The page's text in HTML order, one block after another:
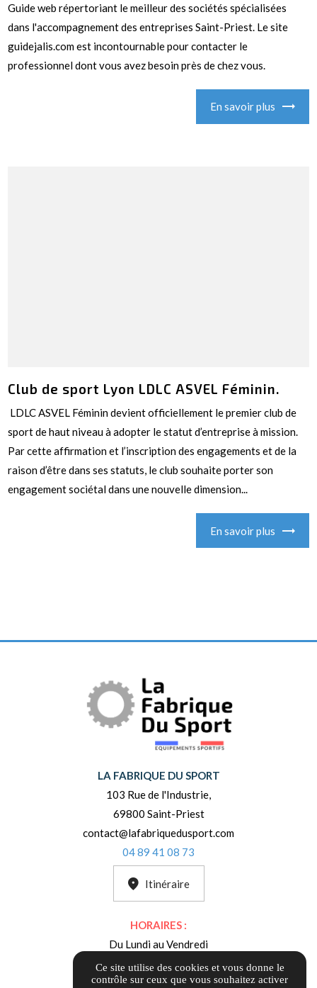
Guide web répertoriant le meilleur des sociétés spécialisées
dans l'accompagnement des entreprises Saint-Priest. Le site
guidejalis.com est incontournable pour contacter le
professionnel dont vous avez besoin près de chez vous.
En savoir plus
Club de sport Lyon LDLC ASVEL Féminin.
LDLC ASVEL Féminin devient officiellement le premier club de
sport de haut niveau à adopter le statut d’entreprise à mission.
Par cette affirmation et l’inscription des engagements et de la
raison d’être dans ses statuts, le club souhaite porter son
engagement sociétal dans une nouvelle dimension...
En savoir plus
LA FABRIQUE DU SPORT
103 Rue de l'Industrie,
69800 Saint-Priest
contact@lafabriquedusport.com
04 89 41 08 73
Itinéraire
HORAIRES :
Du Lundi au Vendredi
de 8h à 12h
et de 13h30 à 18h
Ce site utilise des cookies et vous donne le
contrôle sur ceux que vous souhaitez activer